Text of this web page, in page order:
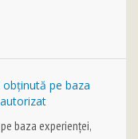
pe baza experienței,